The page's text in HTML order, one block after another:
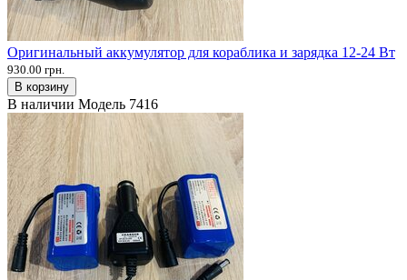
Оригинальный аккумулятор для кораблика и зарядка 12-24 Вт
930.00 грн.
В корзину
В наличии Модель 7416